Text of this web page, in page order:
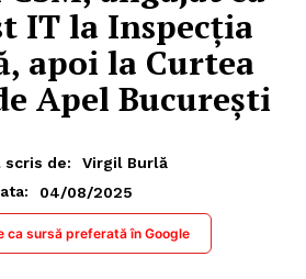
IT la Inspecția
apoi la Curtea
Apel București
scris de:
Virgil Burlă
04/08/2025
ca sursă preferată în Google